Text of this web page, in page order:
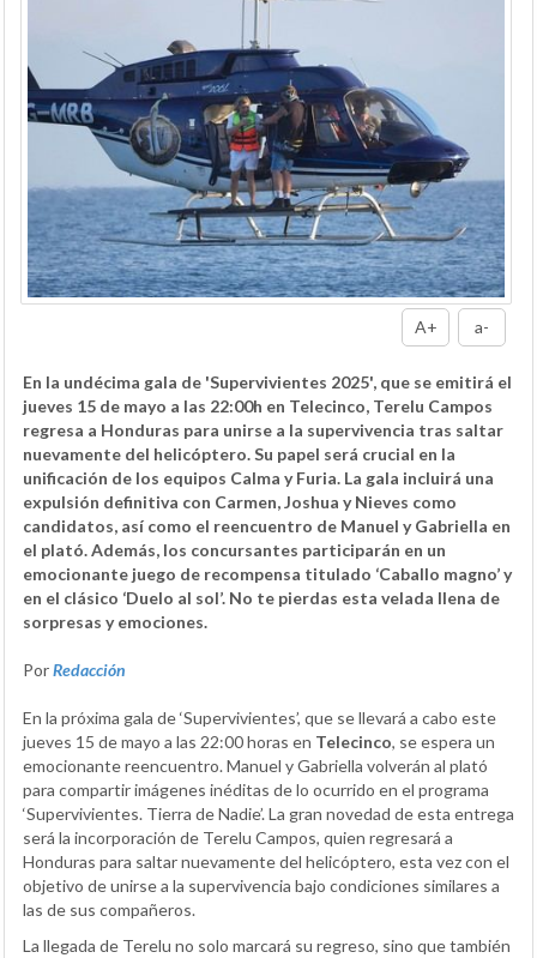
A+ a-
En la undécima gala de 'Supervivientes 2025', que se emitirá el
jueves 15 de mayo a las 22:00h en Telecinco, Terelu Campos
regresa a Honduras para unirse a la supervivencia tras saltar
nuevamente del helicóptero. Su papel será crucial en la
unificación de los equipos Calma y Furia. La gala incluirá una
expulsión definitiva con Carmen, Joshua y Nieves como
candidatos, así como el reencuentro de Manuel y Gabriella en
el plató. Además, los concursantes participarán en un
emocionante juego de recompensa titulado ‘Caballo magno’ y
en el clásico ‘Duelo al sol’. No te pierdas esta velada llena de
sorpresas y emociones.
PorRedacción
En la próxima gala de ‘Supervivientes’, que se llevará a cabo este
jueves 15 de mayo a las 22:00 horas en Telecinco, se espera un
emocionante reencuentro. Manuel y Gabriella volverán al plató
para compartir imágenes inéditas de lo ocurrido en el programa
‘Supervivientes. Tierra de Nadie’. La gran novedad de esta entrega
será la incorporación de Terelu Campos, quien regresará a
Honduras para saltar nuevamente del helicóptero, esta vez con el
objetivo de unirse a la supervivencia bajo condiciones similares a
las de sus compañeros.
La llegada de Terelu no solo marcará su regreso, sino que también